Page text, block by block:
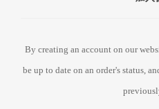
By creating an account on our
be up to date on an order's status,